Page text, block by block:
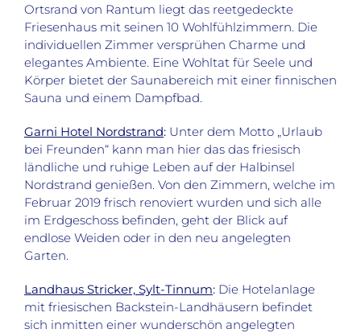
Ortsrand von Rantum liegt das reetgedeckte
Friesenhaus mit seinen 10 Wohlfühlzimmern. Die
individuellen Zimmer versprühen Charme und
elegantes Ambiente. Eine Wohltat für Seele und
Körper bietet der Saunabereich mit einer finnischen
Sauna und einem Dampfbad.
Garni Hotel Nordstrand: Unter dem Motto „Urlaub
bei Freunden“ kann man hier das das friesisch
ländliche und ruhige Leben auf der Halbinsel
Nordstrand genießen. Von den Zimmern, welche im
Februar 2019 frisch renoviert wurden und sich alle
im Erdgeschoss befinden, geht der Blick auf
endlose Weiden oder in den neu angelegten
Garten.
Landhaus Stricker, Sylt-Tinnum: Die Hotelanlage
mit friesischen Backstein-Landhäusern befindet
sich inmitten einer wunderschön angelegten